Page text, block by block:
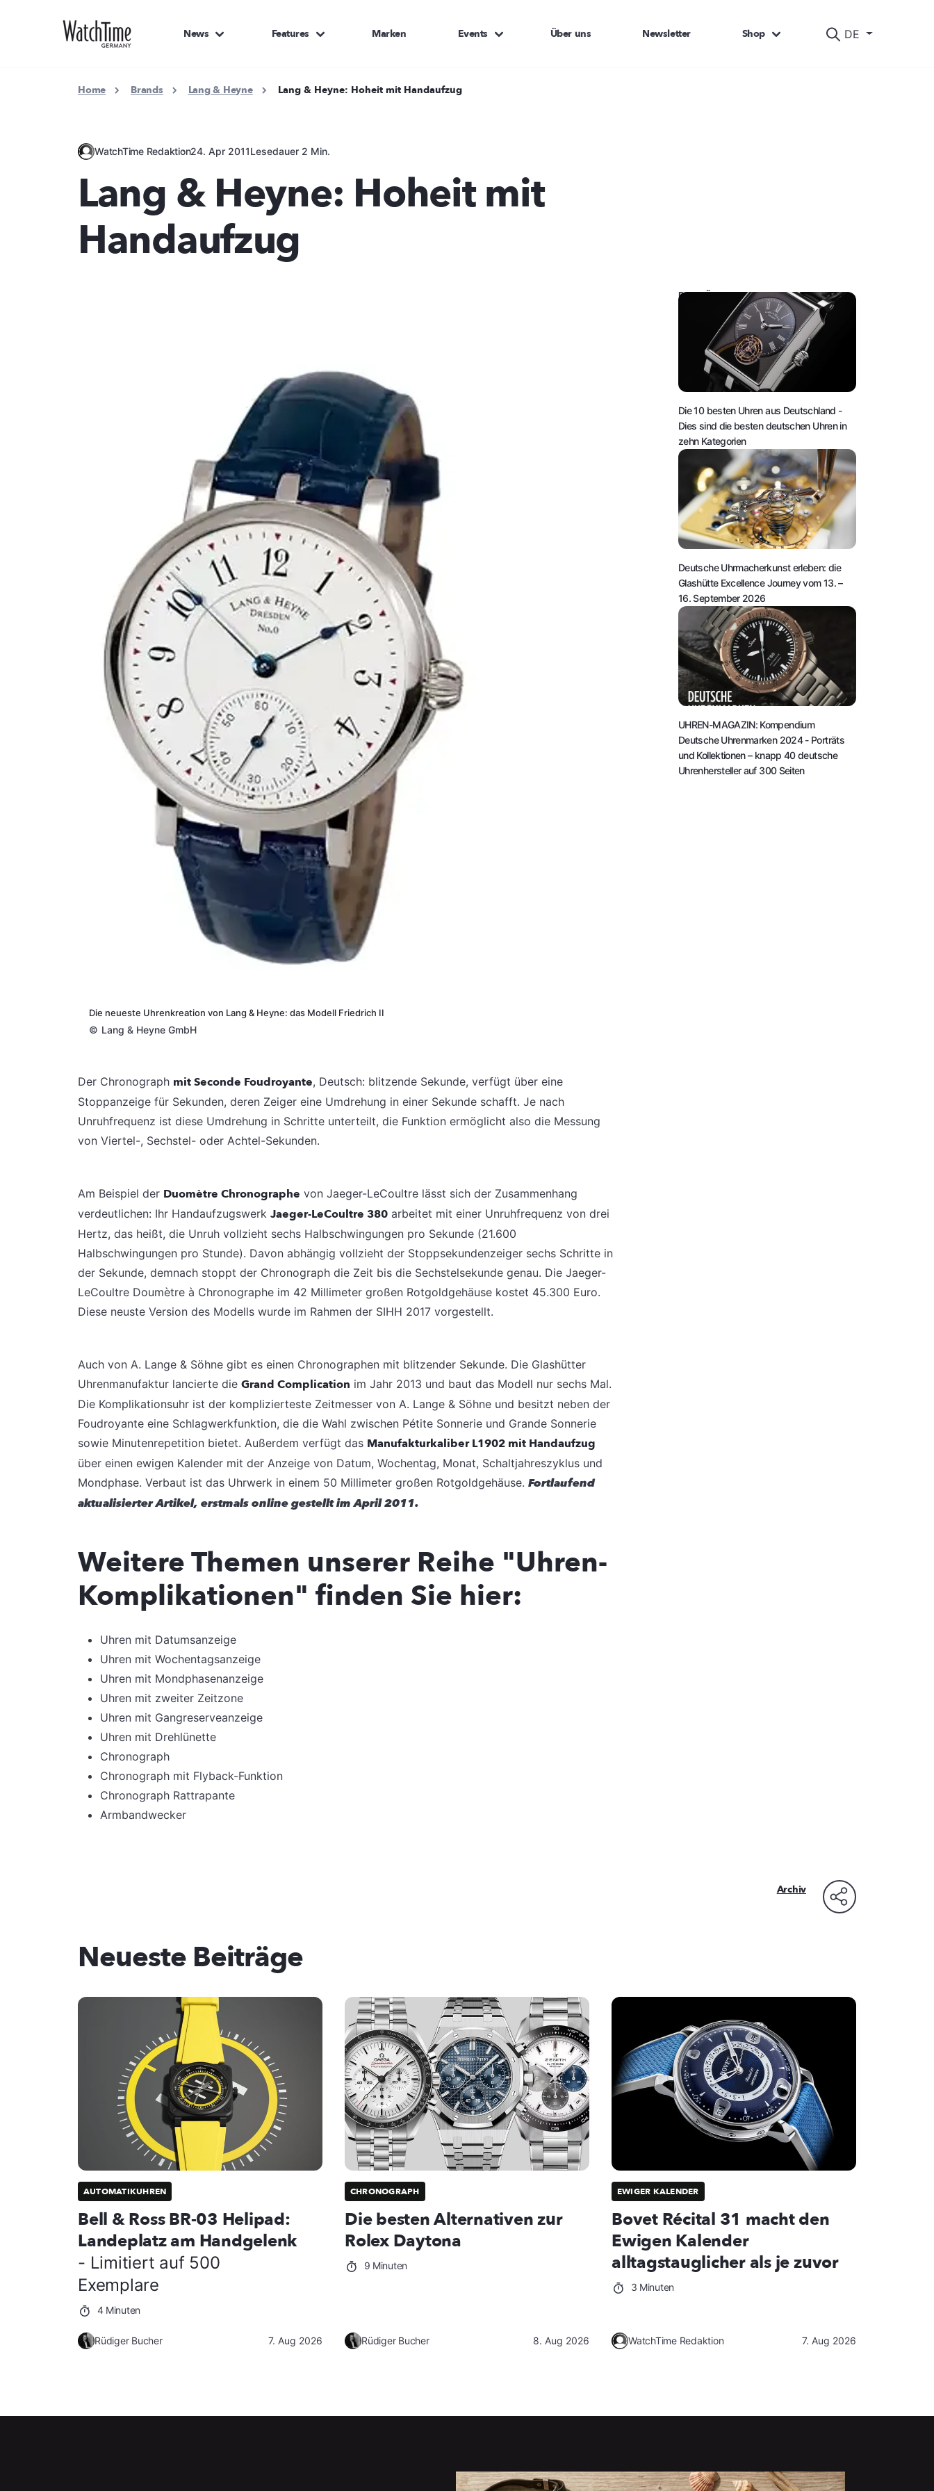
DE
News Features Marken Events Über uns Newsletter Shop
Home Brands Lang & Heyne Lang & Heyne: Hoheit mit Handaufzug
WatchTime Redaktion24. Apr 2011Lesedauer 2 Min.
Lang & Heyne: Hoheit mit
Handaufzug
Die neueste Uhrenkreation von Lang & Heyne: das Modell Friedrich II
© Lang & Heyne GmbH
Der Chronograph mit Seconde Foudroyante, Deutsch: blitzende Sekunde, verfügt über eine
Stoppanzeige für Sekunden, deren Zeiger eine Umdrehung in einer Sekunde schafft. Je nach
Unruhfrequenz ist diese Umdrehung in Schritte unterteilt, die Funktion ermöglicht also die Messung
von Viertel-, Sechstel- oder Achtel-Sekunden.
Am Beispiel der Duomètre Chronographe von Jaeger-LeCoultre lässt sich der Zusammenhang
verdeutlichen: Ihr Handaufzugswerk Jaeger-LeCoultre 380 arbeitet mit einer Unruhfrequenz von drei
Hertz, das heißt, die Unruh vollzieht sechs Halbschwingungen pro Sekunde (21.600
Halbschwingungen pro Stunde). Davon abhängig vollzieht der Stoppsekundenzeiger sechs Schritte in
der Sekunde, demnach stoppt der Chronograph die Zeit bis die Sechstelsekunde genau. Die Jaeger-
LeCoultre Doumètre à Chronographe im 42 Millimeter großen Rotgoldgehäuse kostet 45.300 Euro.
Diese neuste Version des Modells wurde im Rahmen der SIHH 2017 vorgestellt.
Auch von A. Lange & Söhne gibt es einen Chronographen mit blitzender Sekunde. Die Glashütter
Uhrenmanufaktur lancierte die Grand Complication im Jahr 2013 und baut das Modell nur sechs Mal.
Die Komplikationsuhr ist der komplizierteste Zeitmesser von A. Lange & Söhne und besitzt neben der
Foudroyante eine Schlagwerkfunktion, die die Wahl zwischen Pétite Sonnerie und Grande Sonnerie
sowie Minutenrepetition bietet. Außerdem verfügt das Manufakturkaliber L1902 mit Handaufzug
über einen ewigen Kalender mit der Anzeige von Datum, Wochentag, Monat, Schaltjahreszyklus und
Mondphase. Verbaut ist das Uhrwerk in einem 50 Millimeter großen Rotgoldgehäuse. Fortlaufend
aktualisierter Artikel, erstmals online gestellt im April 2011.
Weitere Themen unserer Reihe "Uhren-
Komplikationen" finden Sie hier:
Uhren mit Datumsanzeige
Uhren mit Wochentagsanzeige
Uhren mit Mondphasenanzeige
Uhren mit zweiter Zeitzone
Uhren mit Gangreserveanzeige
Uhren mit Drehlünette
Chronograph
Chronograph mit Flyback-Funktion
Chronograph Rattrapante
Armbandwecker
DAS KÖNNTE SIE AUCH INTERESSIEREN:
Die 10 besten Uhren aus Deutschland -
Dies sind die besten deutschen Uhren in
zehn Kategorien
Deutsche Uhrmacherkunst erleben: die
Glashütte Excellence Journey vom 13. –
16. September 2026
UHREN-MAGAZIN: Kompendium
Deutsche Uhrenmarken 2024- Porträts
und Kollektionen – knapp 40 deutsche
Uhrenhersteller auf 300 Seiten
Archiv
Neueste Beiträge
AUTOMATIKUHREN
Bell & Ross BR-03 Helipad:
Landeplatz am Handgelenk
- Limitiert auf 500
Exemplare
4 Minuten
Rüdiger Bucher 7. Aug 2026
CHRONOGRAPH
Die besten Alternativen zur
Rolex Daytona
9 Minuten
Rüdiger Bucher 8. Aug 2026
EWIGER KALENDER
Bovet Récital 31 macht den
Ewigen Kalender
alltagstauglicher als je zuvor
3 Minuten
WatchTime Redaktion 7. Aug 2026